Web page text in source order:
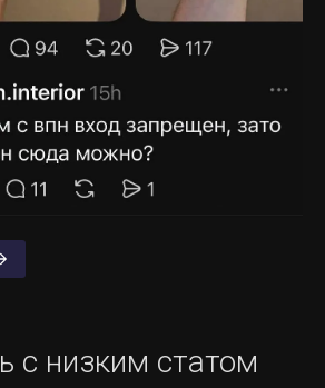
с низким статом